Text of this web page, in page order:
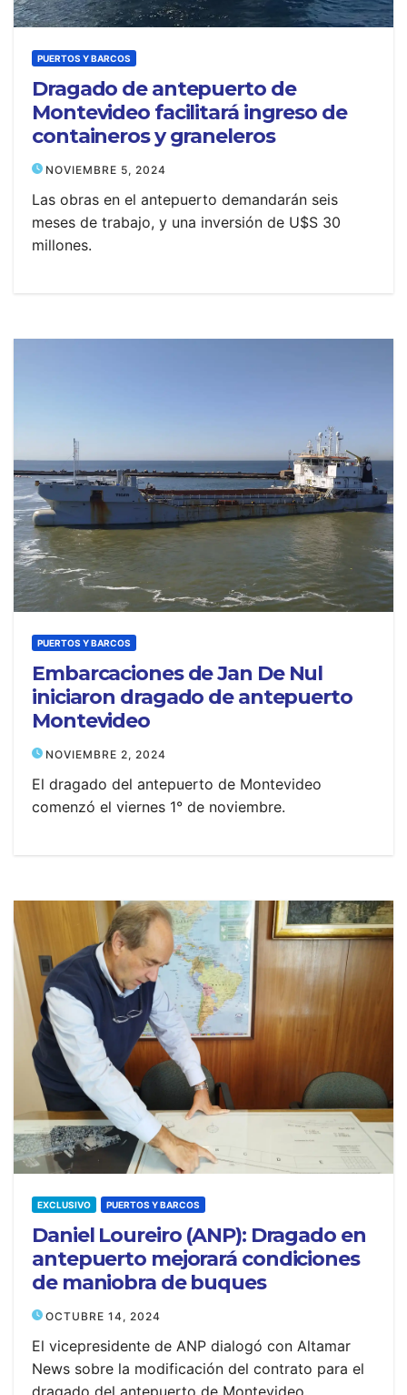
PUERTOS Y BARCOS
Dragado de antepuerto de
Montevideo facilitará ingreso de
containeros y graneleros
NOVIEMBRE 5, 2024
Las obras en el antepuerto demandarán seis
meses de trabajo, y una inversión de U$S 30
millones.
PUERTOS Y BARCOS
Embarcaciones de Jan De Nul
iniciaron dragado de antepuerto
Montevideo
NOVIEMBRE 2, 2024
El dragado del antepuerto de Montevideo
comenzó el viernes 1° de noviembre.
EXCLUSIVO PUERTOS Y BARCOS
Daniel Loureiro (ANP): Dragado en
antepuerto mejorará condiciones
de maniobra de buques
OCTUBRE 14, 2024
El vicepresidente de ANP dialogó con Altamar
News sobre la modificación del contrato para el
dragado del antepuerto de Montevideo.